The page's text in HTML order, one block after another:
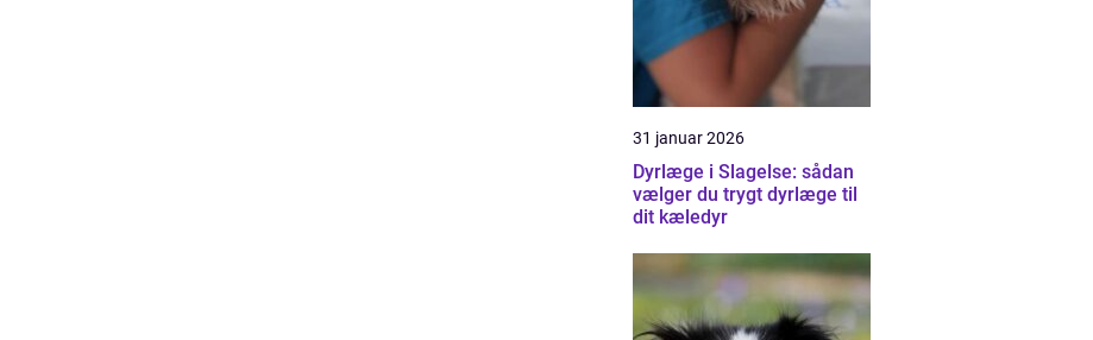
31 januar 2026
Dyrlæge i Slagelse: sådan
vælger du trygt dyrlæge til
dit kæledyr